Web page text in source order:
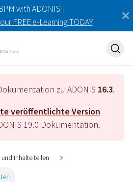
with ADONIS |
FREE e-Learning TODAY
zu ADONIS 16.3.
veröffentlichte Version
19.0 Dokumentation.
Inhalte teilen